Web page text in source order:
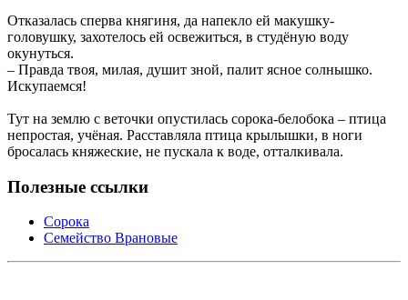
Отказалась сперва княгиня, да напекло ей макушку-
головушку, захотелось ей освежиться, в студёную воду
окунуться.
– Правда твоя, милая, душит зной, палит ясное солнышко.
Искупаемся!
Тут на землю с веточки опустилась сорока-белобока – птица
непростая, учёная. Расставляла птица крылышки, в ноги
бросалась княжеские, не пускала к воде, отталкивала.
Полезные ссылки
Сорока
Семейство Врановые